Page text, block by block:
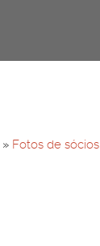
» Fotos de sócios